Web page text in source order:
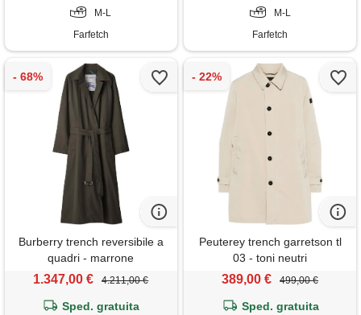
M-L
Farfetch
M-L
Farfetch
Burberry trench reversibile a
quadri - marrone
1.347,00 € 4.211,00 €
Sped. gratuita
Peuterey trench garretson tl
03 - toni neutri
389,00 € 499,00 €
Sped. gratuita